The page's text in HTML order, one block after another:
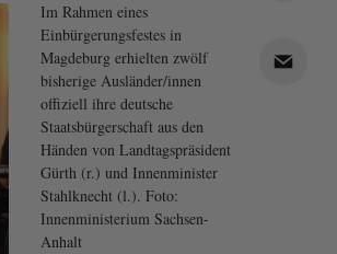
Im Rahmen eines
Einbürgerungsfestes in
Magdeburg erhielten zwölf
bisherige Ausländer/innen
offiziell ihre deutsche
Staatsbürgerschaft aus den
Händen von Landtagspräsident
Gürth (r.) und Innenminister
Stahlknecht (l.). Foto:
Innenministerium Sachsen-
Anhalt